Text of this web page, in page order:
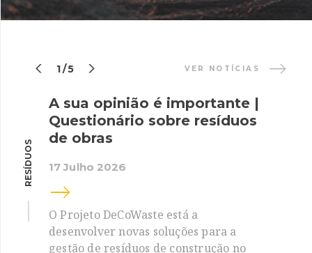
 1/5  VER NOTÍCIAS
RESÍDUOS
A sua opinião é importante |
Questionário sobre resíduos
de obras
17 Julho 2026
O Projeto DeCoWaste está a
desenvolver novas soluções para a
gestão de resíduos de construção no